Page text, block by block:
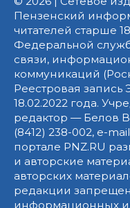
Пензенский
читателей старше
Федеральной
связи,
коммуникаций
Реестровая
18.02.2022 года.
редактор — Белов
(8412) 238-002, e-
портале PNZ.RU
и авторские
авторских
редакции
информационных